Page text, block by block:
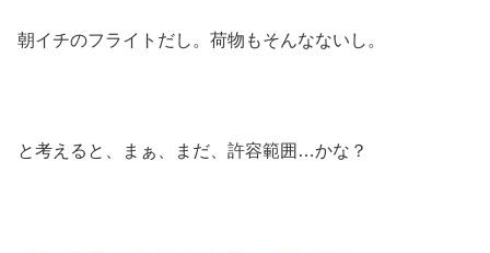
朝イチのフライトだし。荷物もそんなないし。
と考えると、まぁ、まだ、許容範囲…かな？